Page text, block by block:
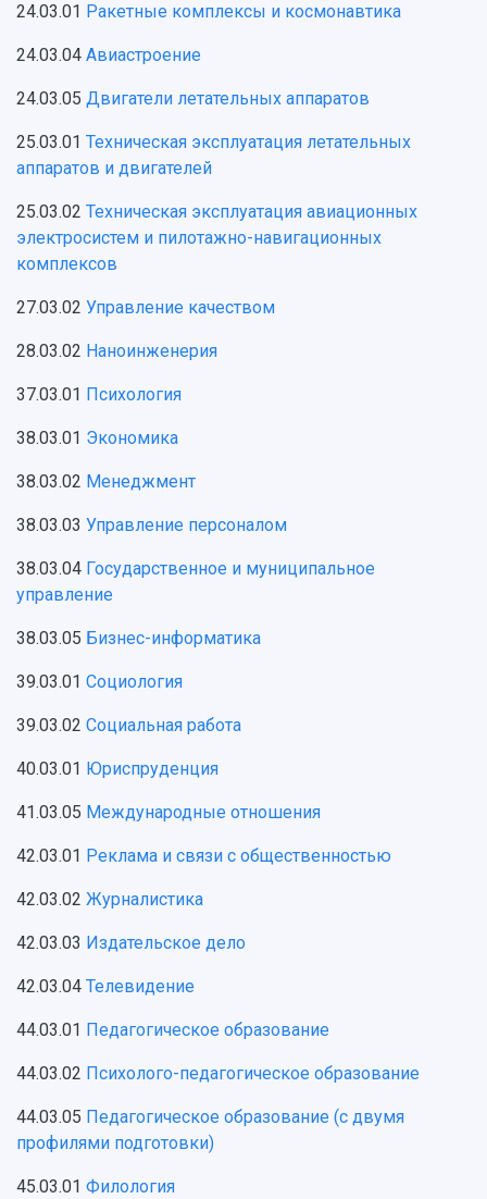
24.03.01 Ракетные комплексы и космонавтика
24.03.04 Авиастроение
24.03.05 Двигатели летательных аппаратов
25.03.01 Техническая эксплуатация летательных
аппаратов и двигателей
25.03.02 Техническая эксплуатация авиационных
электросистем и пилотажно-навигационных
комплексов
27.03.02 Управление качеством
28.03.02 Наноинженерия
37.03.01 Психология
38.03.01 Экономика
38.03.02 Менеджмент
38.03.03 Управление персоналом
38.03.04 Государственное и муниципальное
управление
38.03.05 Бизнес-информатика
39.03.01 Социология
39.03.02 Социальная работа
40.03.01 Юриспруденция
41.03.05 Международные отношения
42.03.01 Реклама и связи с общественностью
42.03.02 Журналистика
42.03.03 Издательское дело
42.03.04 Телевидение
44.03.01 Педагогическое образование
44.03.02 Психолого-педагогическое образование
44.03.05 Педагогическое образование (с двумя
профилями подготовки)
45.03.01 Филология